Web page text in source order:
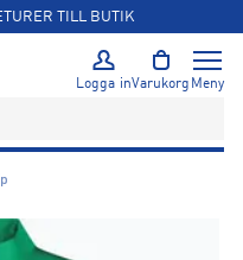
TILL BUTIK
Logga inVarukorg Meny